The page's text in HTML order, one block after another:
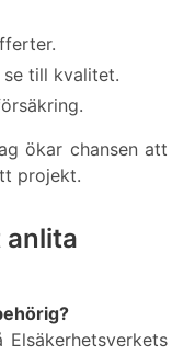
till kvalitet.
ökar chansen att
projekt.
anlita